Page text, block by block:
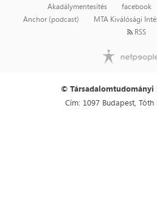
Akadálymentesítés
facebook
Anchor (podcast)
MTA Kiválósági
RSS
© Társadalomtudományi
Cím: 1097 Budapest,